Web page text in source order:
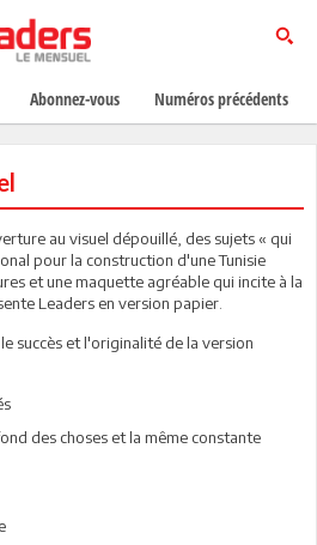
au visuel dépouillé, des sujets « qui
pour la construction d'une Tunisie
et une maquette agréable qui incite à la
Leaders en version papier.
succès et l'originalité de la version
des choses et la même constante
Abonnez-vous Numéros précédents